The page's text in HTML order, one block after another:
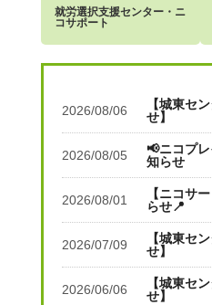
就労選択支援センター・ニ
コサポート
2026/08/06
【城東セ
せ】
2026/08/05
📢ニコプ
知らせ
2026/08/01
【ニコサ
らせ📍
2026/07/09
【城東セ
せ】
2026/06/06
【城東セ
せ】